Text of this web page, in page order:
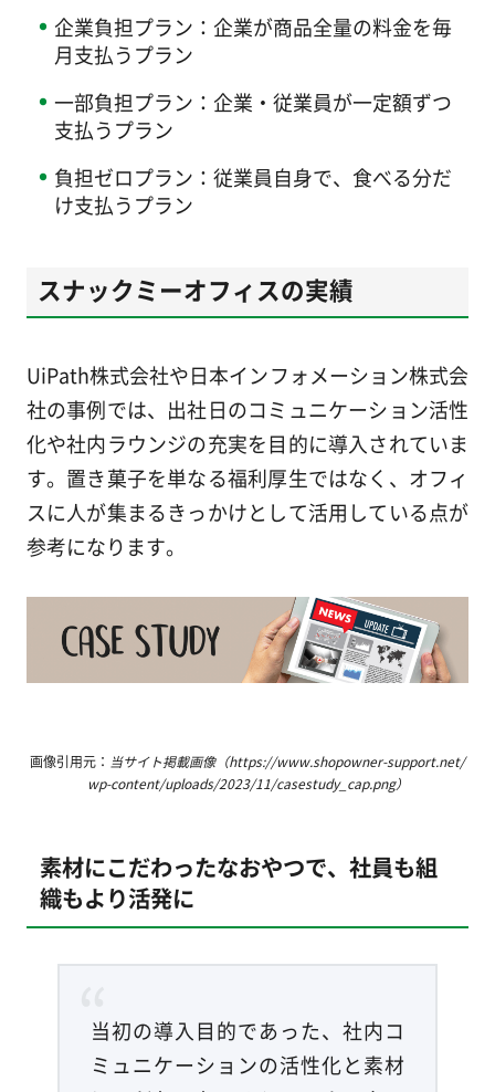
企業負担プラン：企業が商品全量の料金を毎
月支払うプラン
一部負担プラン：企業・従業員が一定額ずつ
支払うプラン
負担ゼロプラン：従業員自身で、食べる分だ
け支払うプラン
スナックミーオフィスの実績
UiPath株式会社や日本インフォメーション株式会
社の事例では、出社日のコミュニケーション活性
化や社内ラウンジの充実を目的に導入されていま
す。置き菓子を単なる福利厚生ではなく、オフィ
スに人が集まるきっかけとして活用している点が
参考になります。
画像引用元： 当サイト掲載画像（https://www.shopowner-support.net/
wp-content/uploads/2023/11/casestudy_cap.png）
素材にこだわったなおやつで、社員も組
織もより活発に
当初の導入目的であった、社内コ
ミュニケーションの活性化と素材